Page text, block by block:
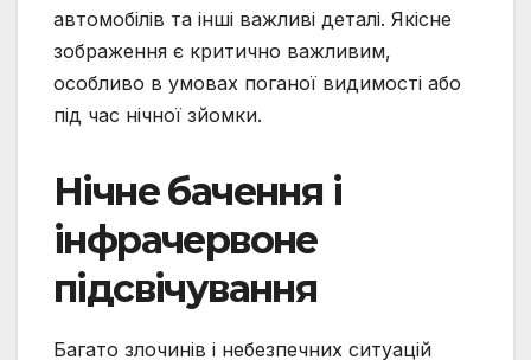
автомобілів та інші важливі деталі. Якісне
зображення є критично важливим,
особливо в умовах поганої видимості або
під час нічної зйомки.
Нічне бачення і
інфрачервоне
підсвічування
Багато злочинів і небезпечних ситуацій